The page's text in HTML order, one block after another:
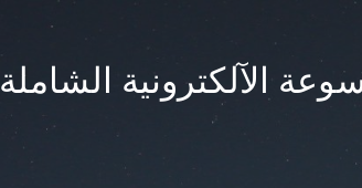
الآلكترونية الشاملة